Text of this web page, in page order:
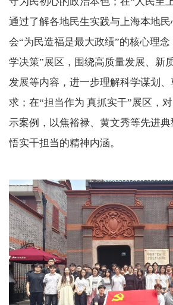
通过了解各地民生实践与上海本地
会“为民造福是最大政绩”的核心理
学决策”展区，围绕高质量发展、新
发展等内容，进一步理解科学谋划
求；在“担当作为 真抓实干”展区，
示案例，以焦裕禄、黄文秀等先进
悟实干担当的精神内涵。